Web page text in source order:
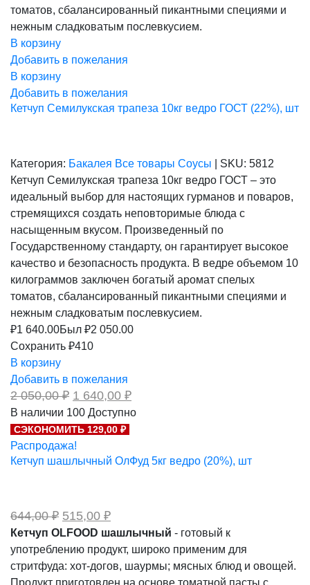
томатов, сбалансированный пикантными специями и
нежным сладковатым послевкусием.
В корзину
Добавить в пожелания
В корзину
Добавить в пожелания
Кетчуп Семилукская трапеза 10кг ведро ГОСТ (22%), шт
Категория: Бакалея Все товары Соусы SKU: 5812
Кетчуп Семилукская трапеза 10кг ведро ГОСТ – это
идеальный выбор для настоящих гурманов и поваров,
стремящихся создать неповторимые блюда с
насыщенным вкусом. Произведенный по
Государственному стандарту, он гарантирует высокое
качество и безопасность продукта. В ведре объемом 10
килограммов заключен богатый аромат спелых
томатов, сбалансированный пикантными специями и
нежным сладковатым послевкусием.
₽1 640.00Был ₽2 050.00
Сохранить ₽410
В корзину
Добавить в пожелания
2 050,00₽ Первоначальная
цена
составляла
2
050,00 ₽.
1 640,00 ₽Текущая
1
В наличии 100 Доступно
СЭКОНОМИТЬ 129,00 ₽
Распродажа!
Кетчуп шашлычный ОлФуд 5кг ведро (20%), шт
644,00₽ Первоначальная
цена
составляла
644,00 ₽.
515,00 ₽Текущая
515,00 ₽.
Кетчуп OLFOOD шашлычный - готовый к
употреблению продукт, широко применим для
стритфуда: хот-догов, шаурмы; мясных блюд и овощей.
Продукт приготовлен на основе томатной пасты с